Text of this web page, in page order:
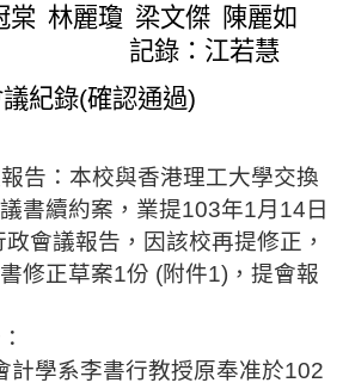
棠 林麗瓊 梁文傑 陳麗如
記錄：江若慧
紀錄(確認通過)
告：本校與香港理工大學交換
書續約案，業提103年1月 14 日
政會議報告，因該校再提修正，
修正草案1份 (附件1) ，提會報
計學系李書行教授原奉准於102